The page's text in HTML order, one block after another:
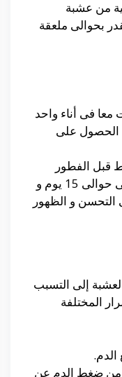
من عشبة
بحوالى ملعقة
معا فى أناء واحد
الحصول على
قبل الفطور
بشكل يومى لمدة تصل إلى حوالى 15 يوم و
التحسن و الظهور
إلى التسبب
المختلفة
من ضغط الدم عن